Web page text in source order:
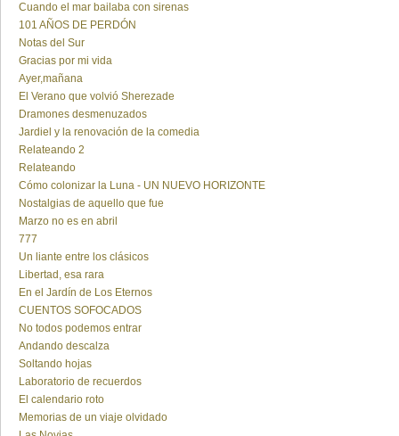
Cuando el mar bailaba con sirenas
101 AÑOS DE PERDÓN
Notas del Sur
Gracias por mi vida
Ayer,mañana
El Verano que volvió Sherezade
Dramones desmenuzados
Jardiel y la renovación de la comedia
Relateando 2
Relateando
Cómo colonizar la Luna - UN NUEVO HORIZONTE
Nostalgias de aquello que fue
Marzo no es en abril
777
Un liante entre los clásicos
Libertad, esa rara
En el Jardín de Los Eternos
CUENTOS SOFOCADOS
No todos podemos entrar
Andando descalza
Soltando hojas
Laboratorio de recuerdos
El calendario roto
Memorias de un viaje olvidado